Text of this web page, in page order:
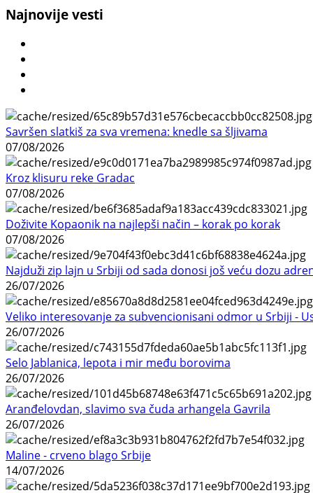
Najnovije vesti
Savršen slatkiš za sva vremena: knedle sa šljivama
07/08/2026
Kroz klisuru reke Gradac
07/08/2026
Doživite Kopaonik na najlepši način – korak po korak
07/08/2026
Najduži zip lajn u Srbiji od sada donosi još veću dozu
26/07/2026
Veliko interesovanje za subvencionisani odmor u Srbiji -
26/07/2026
Selo Jablanica, lepota i mir među borovima
26/07/2026
Aranđelovdan, slavimo sva čuda arhangela Gavrila
26/07/2026
Maline - crveno blago Srbije
14/07/2026